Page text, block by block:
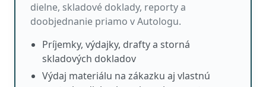
dielne, skladové doklady, reporty a
doobjednanie priamo v Autologu.
Príjemky, výdajky, drafty a storná
skladových dokladov
Výdaj materiálu na zákazku aj vlastnú